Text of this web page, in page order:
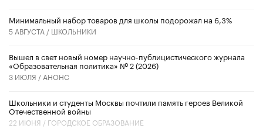
Минимальный набор товаров для школы подорожал на 6,3%
5 АВГУСТА / ШКОЛЬНИКИ
Вышел в свет новый номер научно-публицистического журнала
«Образовательная политика» № 2 (2026)
3 ИЮЛЯ / АНОНС
Школьники и студенты Москвы почтили память героев Великой
Отечественной войны
22 ИЮНЯ / ГОРОДСКОЕ ОБРАЗОВАНИЕ